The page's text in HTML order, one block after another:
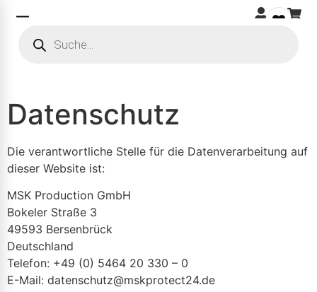
Datenschutz
Die verantwortliche Stelle für die Datenverarbeitung auf
dieser Website ist:
MSK Production GmbH
Bokeler Straße 3
49593 Bersenbrück
Deutschland
Telefon: +49 (0) 5464 20 330 – 0
E-Mail: datenschutz@mskprotect24.de